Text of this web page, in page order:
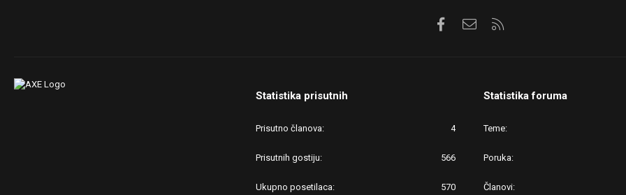
FacebookKontaktirajte nas
Statistika prisutnih
Prisutno članova 4
Prisutnih gostiju 566
Ukupno posetilaca 570
Statistika foruma
Teme
Poruka
Članovi